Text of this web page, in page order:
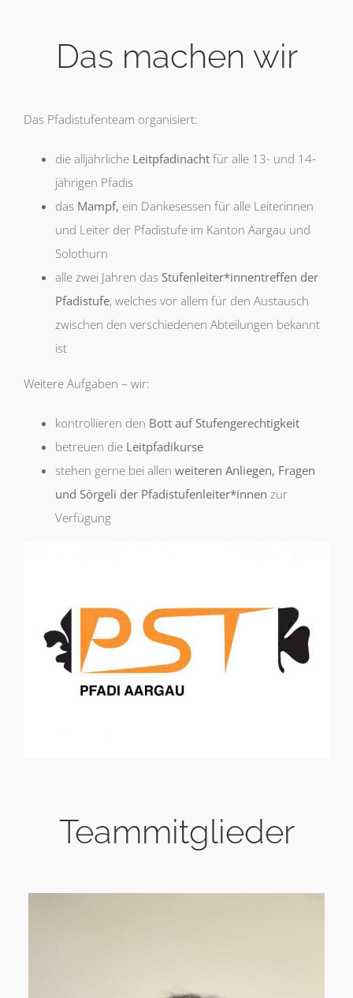
Das machen wir
Das Pfadistufenteam organisiert:
die alljährliche Leitpfadinacht für alle 13- und 14-
jährigen Pfadis
das Mampf, ein Dankesessen für alle Leiterinnen
und Leiter der Pfadistufe im Kanton Aargau und
Solothurn
alle zwei Jahren das Stufenleiter*innentreffen der
Pfadistufe, welches vor allem für den Austausch
zwischen den verschiedenen Abteilungen bekannt
ist
Weitere Aufgaben – wir:
kontrollieren den Bott auf Stufengerechtigkeit
betreuen die Leitpfadikurse
stehen gerne bei allen weiteren Anliegen, Fragen
und Sörgeli der Pfadistufenleiter*innen zur
Verfügung
Teammitglieder